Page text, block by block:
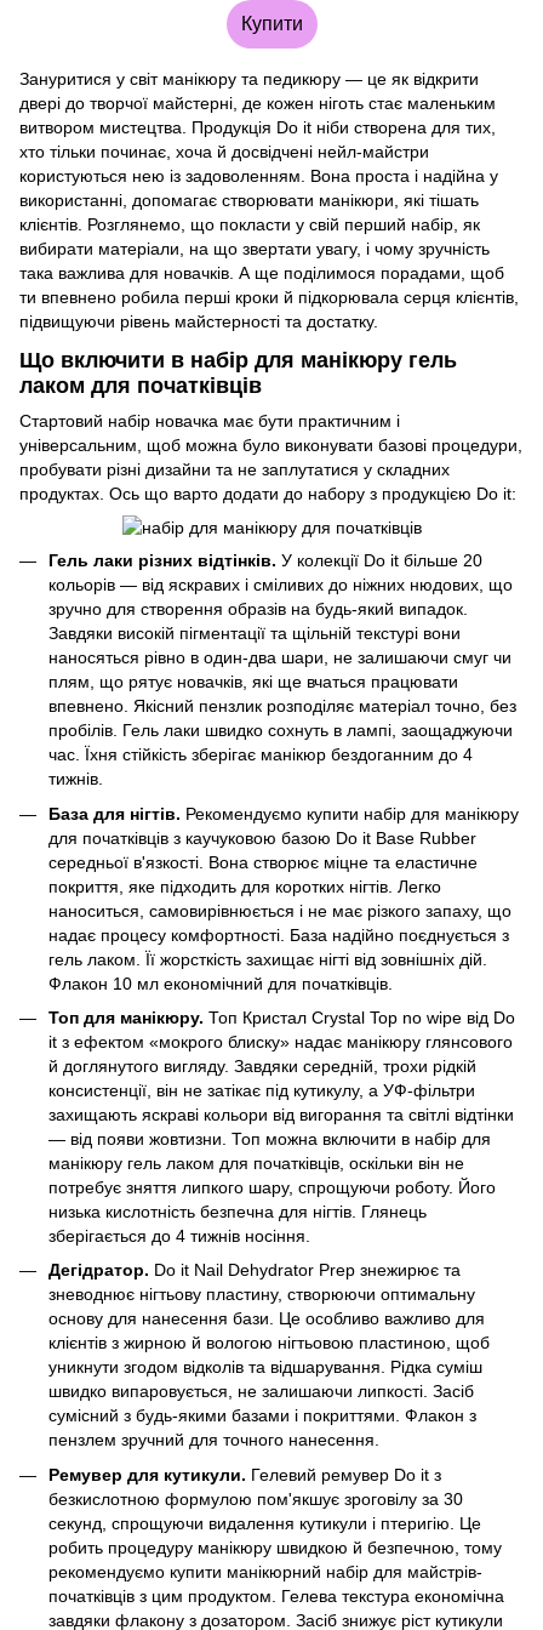
Купити
Зануритися у світ манікюру та педикюру — це як відкрити
двері до творчої майстерні, де кожен ніготь стає маленьким
витвором мистецтва. Продукція Do it ніби створена для тих,
хто тільки починає, хоча й досвідчені нейл-майстри
користуються нею із задоволенням. Вона проста і надійна у
використанні, допомагає створювати манікюри, які тішать
клієнтів. Розглянемо, що покласти у свій перший набір, як
вибирати матеріали, на що звертати увагу, і чому зручність
така важлива для новачків. А ще поділимося порадами, щоб
ти впевнено робила перші кроки й підкорювала серця клієнтів,
підвищуючи рівень майстерності та достатку.
Що включити в набір для манікюру гель
лаком для початківців
Стартовий набір новачка має бути практичним і
універсальним, щоб можна було виконувати базові процедури,
пробувати різні дизайни та не заплутатися у складних
продуктах. Ось що варто додати до набору з продукцією Do it:
Гель лаки різних відтінків. У колекції Do it більше 20
кольорів — від яскравих і сміливих до ніжних нюдових, що
зручно для створення образів на будь-який випадок.
Завдяки високій пігментації та щільній текстурі вони
наносяться рівно в один-два шари, не залишаючи смуг чи
плям, що рятує новачків, які ще вчаться працювати
впевнено. Якісний пензлик розподіляє матеріал точно, без
пробілів. Гель лаки швидко сохнуть в лампі, заощаджуючи
час. Їхня стійкість зберігає манікюр бездоганним до 4
тижнів.
База для нігтів. Рекомендуємо купити набір для манікюру
для початківців з каучуковою базою Do it Base Rubber
середньої в'язкості. Вона створює міцне та еластичне
покриття, яке підходить для коротких нігтів. Легко
наноситься, самовирівнюється і не має різкого запаху, що
надає процесу комфортності. База надійно поєднується з
гель лаком. Її жорсткість захищає нігті від зовнішніх дій.
Флакон 10 мл економічний для початківців.
Топ для манікюру. Топ Кристал Crystal Top no wipe від Do
it з ефектом «мокрого блиску» надає манікюру глянсового
й доглянутого вигляду. Завдяки середній, трохи рідкій
консистенції, він не затікає під кутикулу, а УФ-фільтри
захищають яскраві кольори від вигорання та світлі відтінки
— від появи жовтизни. Топ можна включити в набір для
манікюру гель лаком для початківців, оскільки він не
потребує зняття липкого шару, спрощуючи роботу. Його
низька кислотність безпечна для нігтів. Глянець
зберігається до 4 тижнів носіння.
Дегідратор. Do it Nail Dehydrator Prep знежирює та
зневоднює нігтьову пластину, створюючи оптимальну
основу для нанесення бази. Це особливо важливо для
клієнтів з жирною й вологою нігтьовою пластиною, щоб
уникнути згодом відколів та відшарування. Рідка суміш
швидко випаровується, не залишаючи липкості. Засіб
сумісний з будь-якими базами і покриттями. Флакон з
пензлем зручний для точного нанесення.
Ремувер для кутикули. Гелевий ремувер Do it з
безкислотною формулою пом'якшує зроговілу за 30
секунд, спрощуючи видалення кутикули і птеригію. Це
робить процедуру манікюру швидкою й безпечною, тому
рекомендуємо купити манікюрний набір для майстрів-
початківців з цим продуктом. Гелева текстура економічна
завдяки флакону з дозатором. Засіб знижує ріст кутикули